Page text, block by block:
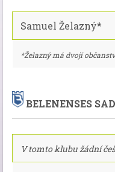
Samuel Želazný*
*Želazný má dvojí
BELENENSES
V tomto klubu žádní